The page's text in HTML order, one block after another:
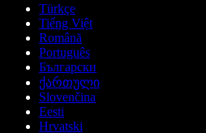
Türkçe
Tiếng Việt
Română
Português
Български
ქართული
Slovenčina
Eesti
Hrvatski